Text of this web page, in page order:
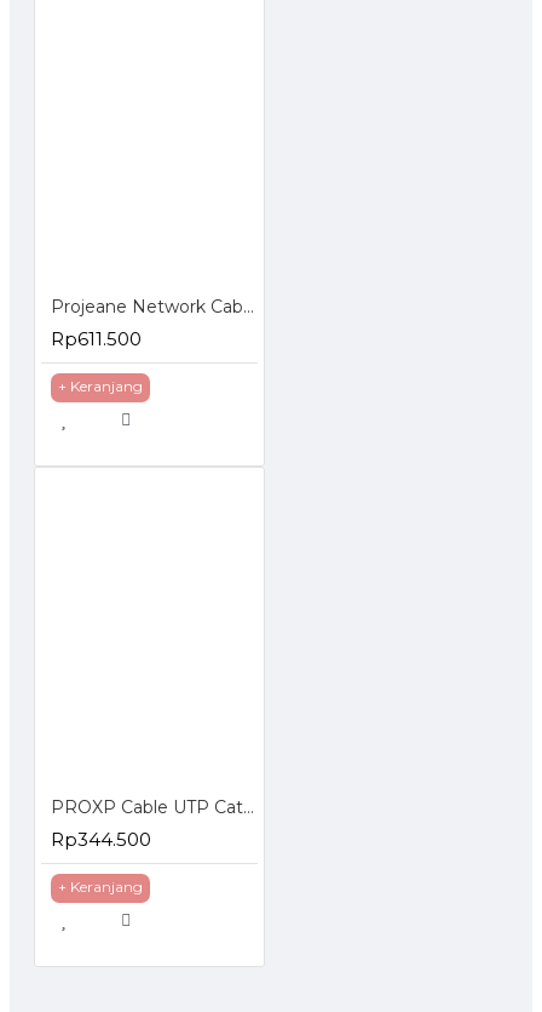
Projeane Network Cable FTP Cat6 Cat 6 Kabel LAN CCA Outdoor
Rp611.500
+ Keranjang
PROXP Cable UTP Cat 5e CCA Indoor - Kabel UTP Cat5e
Rp344.500
+ Keranjang